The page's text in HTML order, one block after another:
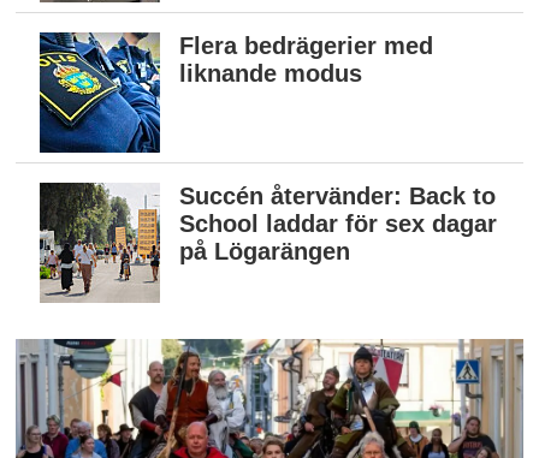
Flera bedrägerier med
liknande modus
Succén återvänder: Back to
School laddar för sex dagar
på Lögarängen